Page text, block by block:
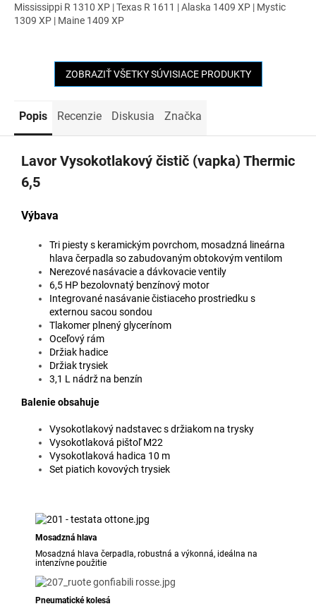
Mississippi R 1310 XP | Texas R 1611 | Alaska 1409 XP | Mystic
1309 XP | Maine 1409 XP
ZOBRAZIŤ VŠETKY SÚVISIACE PRODUKTY
Popis Recenzie Diskusia Značka
Lavor Vysokotlakový čistič (vapka) Thermic
6,5
Výbava
Tri piesty s keramickým povrchom, mosadzná lineárna
hlava čerpadla so zabudovaným obtokovým ventilom
Nerezové nasávacie a dávkovacie ventily
6,5 HP bezolovnatý benzínový motor
Integrované nasávanie čistiaceho prostriedku s
externou sacou sondou
Tlakomer plnený glycerínom
Oceľový rám
Držiak hadice
Držiak trysiek
3,1 L nádrž na benzín
Balenie obsahuje
Vysokotlakový nadstavec s držiakom na trysky
Vysokotlaková pištoľ M22
Vysokotlaková hadica 10 m
Set piatich kovových trysiek
Mosadzná hlava
Mosadzná hlava čerpadla, robustná a výkonná, ideálna na
intenzívne použitie
Pneumatické kolesá